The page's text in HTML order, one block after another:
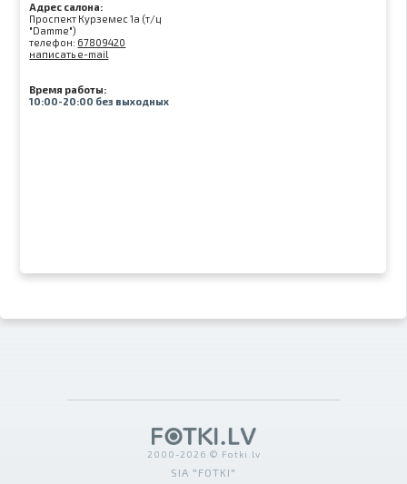
Адрес салона:
Проспект Курземес 1а (т/ц
"Damme")
телефон: 67809420
написать e-mail
Время работы:
10:00-20:00 без выходных
2000-2026 © Fotki.lv
SIA "FOTKI"